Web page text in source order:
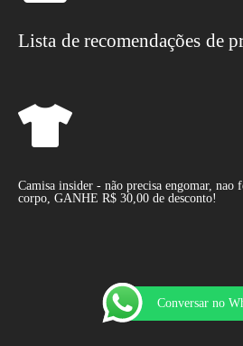
Lista de recomendações de
Camisa insider - não precisa engomar, nao
corpo, GANHE R$ 30,00 de desconto!
Conversar no